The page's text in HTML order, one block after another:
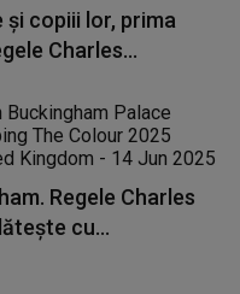
și copiii lor, prima
Charles...
Regele Charles
cu...